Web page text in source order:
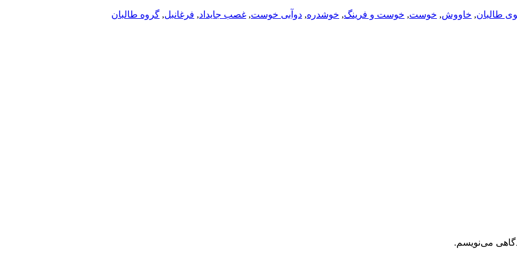
طالبان, خاووش, خوست, خوست و فرینگ, خوشدره, دوآبی خوست, غصب جایداد, فرغانبل, گروه طالبان
می‌نویسم.